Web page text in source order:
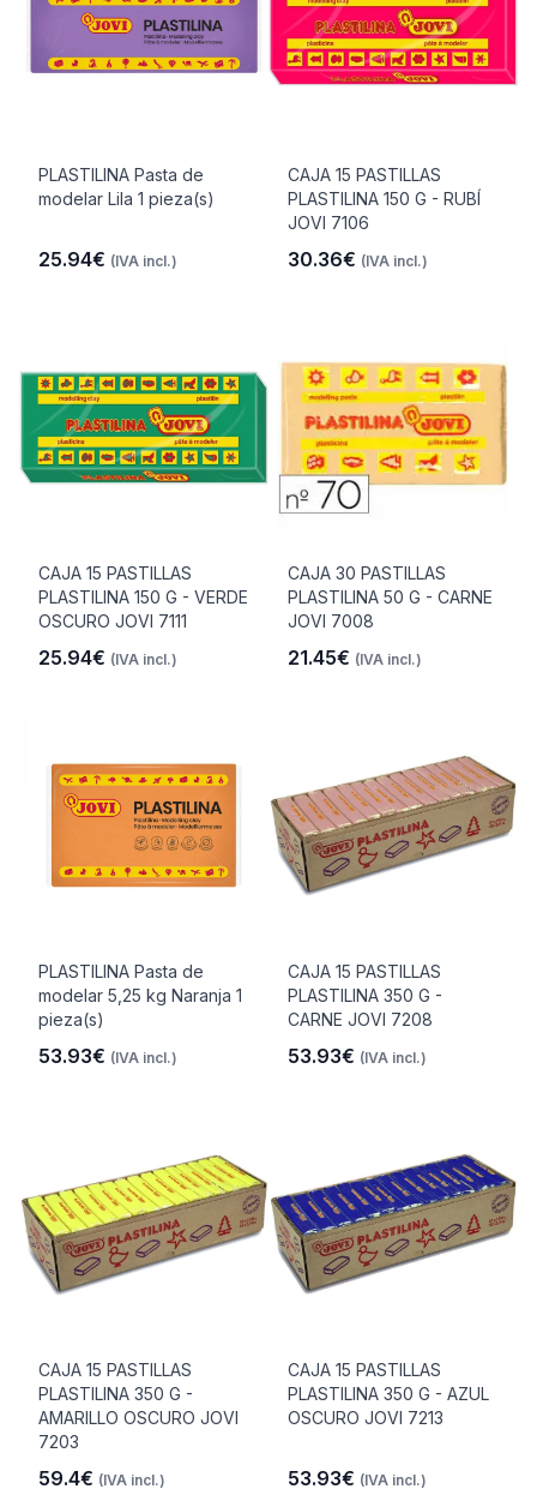
PLASTILINA Pasta de
modelar Lila 1 pieza(s)
25.94€ (IVA incl.)
CAJA 15 PASTILLAS
PLASTILINA 150 G - RUBÍ
JOVI 7106
30.36€ (IVA incl.)
CAJA 15 PASTILLAS
PLASTILINA 150 G - VERDE
OSCURO JOVI 7111
25.94€ (IVA incl.)
CAJA 30 PASTILLAS
PLASTILINA 50 G - CARNE
JOVI 7008
21.45€ (IVA incl.)
PLASTILINA Pasta de
modelar 5,25 kg Naranja 1
pieza(s)
53.93€ (IVA incl.)
CAJA 15 PASTILLAS
PLASTILINA 350 G -
CARNE JOVI 7208
53.93€ (IVA incl.)
CAJA 15 PASTILLAS
PLASTILINA 350 G -
AMARILLO OSCURO JOVI
7203
59.4€ (IVA incl.)
CAJA 15 PASTILLAS
PLASTILINA 350 G - AZUL
OSCURO JOVI 7213
53.93€ (IVA incl.)